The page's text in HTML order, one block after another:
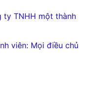
ty TNHH một thành
viên: Mọi điều chủ